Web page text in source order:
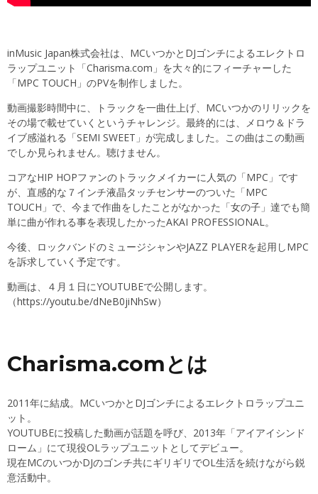
inMusic Japan株式会社は、MCいつかとDJゴンチによるエレクトロ
ラップユニット「Charisma.com」を大々的にフィーチャーした
「MPC TOUCH」のPVを制作しました。
動画撮影時間中に、トラックを一曲仕上げ、MCいつかのリリックを
その場で載せていくというチャレンジ。最終的には、メロウ＆ドラ
イブ感溢れる「SEMI SWEET」が完成しました。この曲はこの動画
でしか見られません。聴けません。
コアなHIP HOPファンのトラックメイカーに人気の「MPC」です
が、直感的な７インチ液晶タッチセンサーのついた「MPC
TOUCH」で、今まで作曲をしたことがなかった「女の子」達でも簡
単に曲が作れる事を表現したかったAKAI PROFESSIONAL。
今後、ロックバンドのミュージシャンやJAZZ PLAYERを起用しMPC
を訴求していく予定です。
動画は、４月１日にYOUTUBEで公開します。
（https://youtu.be/dNeB0jiNhSw）
Charisma.comとは
2011年に結成。MCいつかとDJゴンチによるエレクトロラップユニ
ット。
YOUTUBEに投稿した動画が話題を呼び、2013年「アイアイシンド
ローム」にて現役OLラップユニットとしてデビュー。
現在MCのいつかDJのゴンチ共にギリギリでOL生活を続けながら鋭
意活動中。